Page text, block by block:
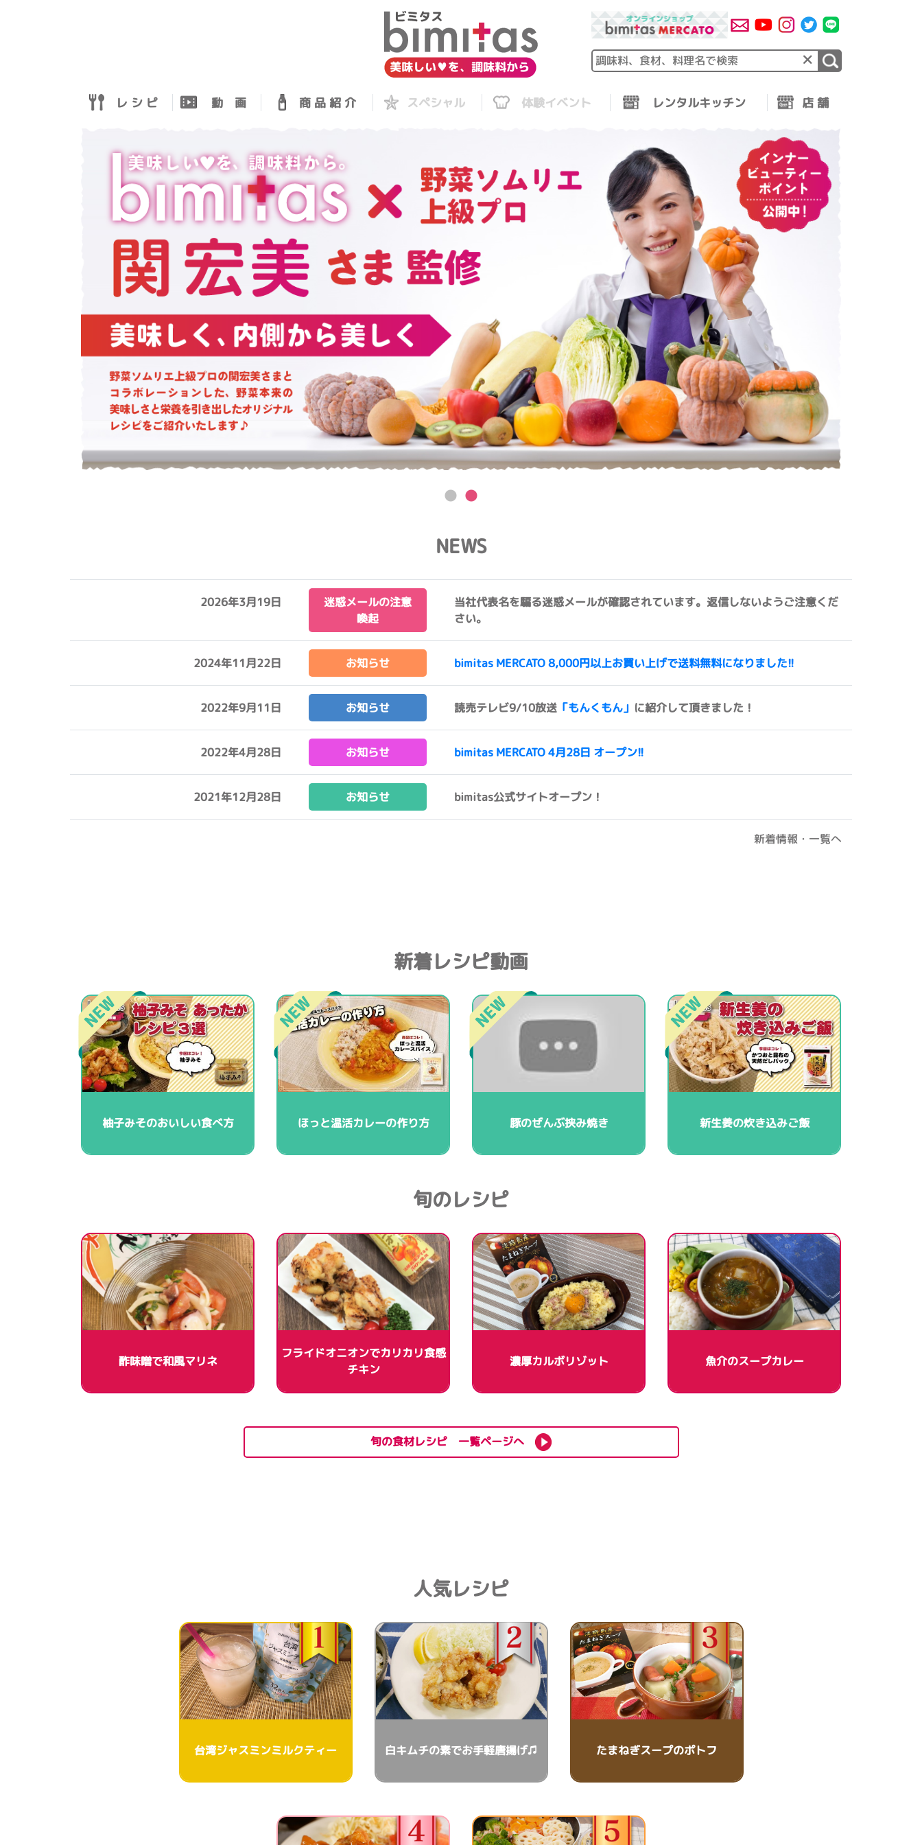
×
レ シ ピ 動 画 商 品 紹 介 スペシャル 体験イベント レンタルキッチン 店 舗
NEWS
2026年3月19日
迷惑メールの注意
喚起
当社代表名を騙る迷惑メールが確認されています。返信しないようご注意くだ
さい。
2024年11月22日 お知らせ bimitas MERCATO 8,000円以上お買い上げで送料無料になりました!!
2022年9月11日 お知らせ 読売テレビ9/10放送 「もんくもん」 に紹介して頂きました！
2022年4月28日 お知らせ bimitas MERCATO 4月28日 オープン!!
2021年12月28日 お知らせ bimitas公式サイトオープン！
新着情報・一覧へ
新着レシピ動画
柚子みそのおいしい食べ方 ほっと温活カレーの作り方 豚のぜんぶ挟み焼き 新生姜の炊き込みご飯
旬のレシピ
酢味噌で和風マリネ
フライドオニオンでカリカリ食感
チキン
濃厚カルボリゾット 魚介のスープカレー
旬の食材レシピ 一覧ページへ
人気レシピ
台湾ジャスミンミルクティー 白キムチの素でお手軽唐揚げ♫ たまねぎスープのポトフ